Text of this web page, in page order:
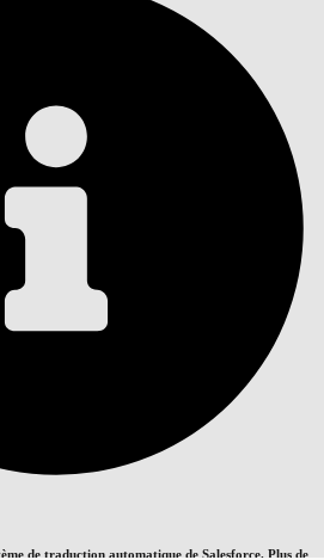
de traduction automatique de Salesforce. Plus de
Rechercher